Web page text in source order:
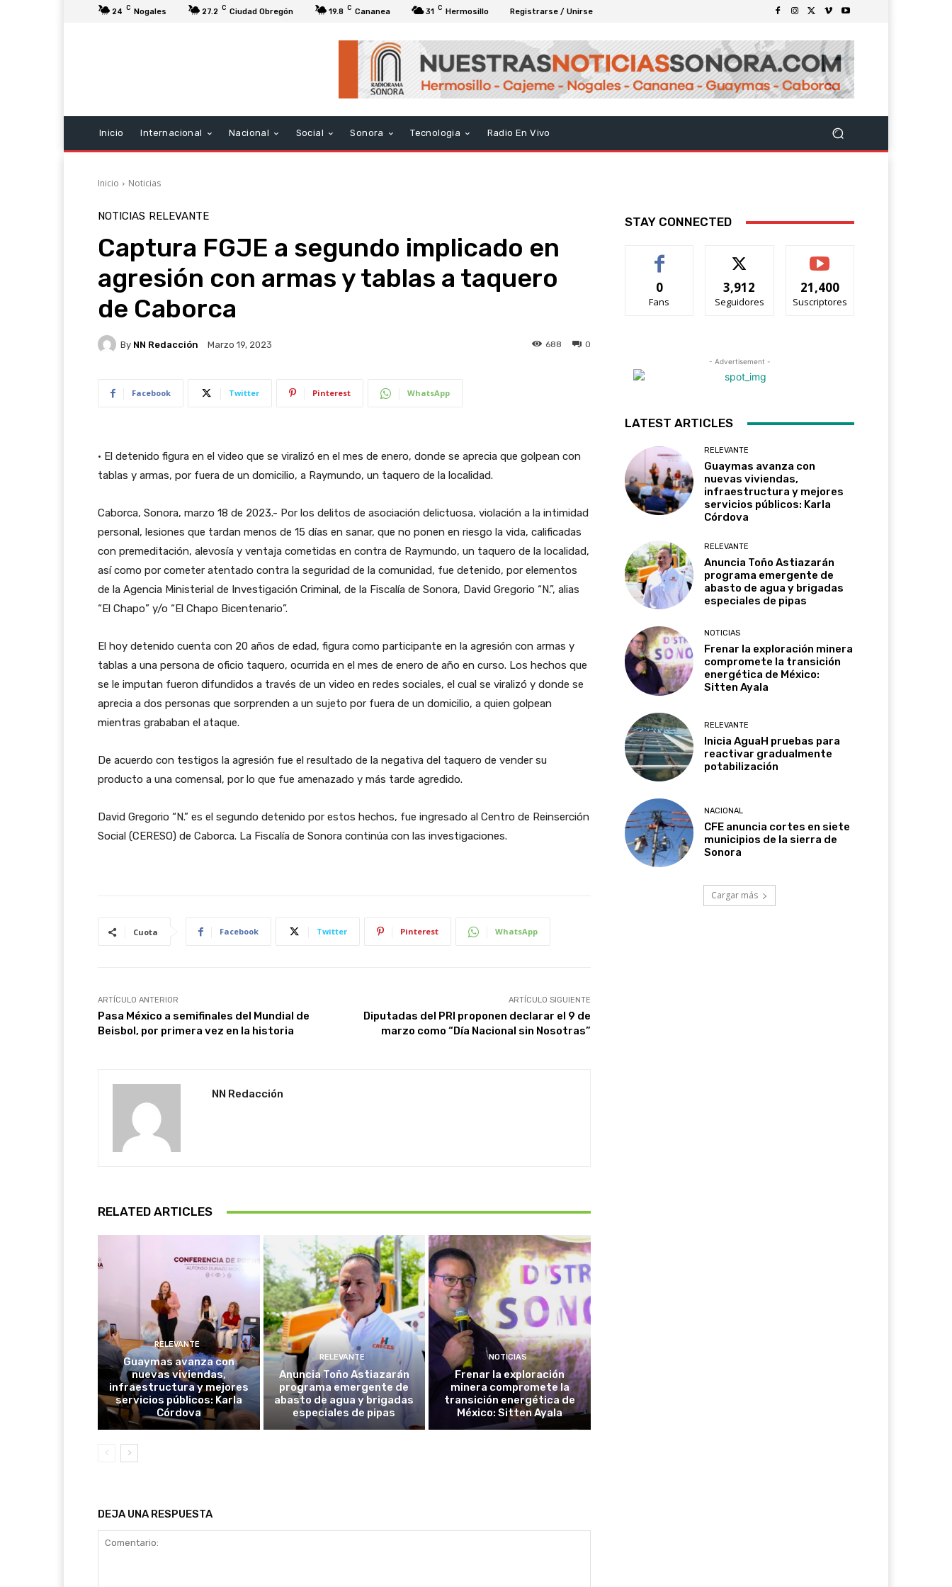
24 C Nogales 27.2 C Ciudad Obregón 19.8 C Cananea 31 C Hermosillo Registrarse / Unirse
Inicio Internacional Nacional Social Sonora Tecnologia Radio En Vivo
Inicio Noticias
NOTICIAS RELEVANTE
Captura FGJE a segundo implicado en
agresión con armas y tablas a taquero
de Caborca
By NN Redacción Marzo 19, 2023 0
688
Facebook Twitter Pinterest WhatsApp
• El detenido figura en el video que se viralizó en el mes de enero, donde se aprecia que golpean con
tablas y armas, por fuera de un domicilio, a Raymundo, un taquero de la localidad.
Caborca, Sonora, marzo 18 de 2023.- Por los delitos de asociación delictuosa, violación a la intimidad
personal, lesiones que tardan menos de 15 días en sanar, que no ponen en riesgo la vida, calificadas
con premeditación, alevosía y ventaja cometidas en contra de Raymundo, un taquero de la localidad,
así como por cometer atentado contra la seguridad de la comunidad, fue detenido, por elementos
de la Agencia Ministerial de Investigación Criminal, de la Fiscalía de Sonora, David Gregorio “N.”, alias
“El Chapo” y/o “El Chapo Bicentenario”.
El hoy detenido cuenta con 20 años de edad, figura como participante en la agresión con armas y
tablas a una persona de oficio taquero, ocurrida en el mes de enero de año en curso. Los hechos que
se le imputan fueron difundidos a través de un video en redes sociales, el cual se viralizó y donde se
aprecia a dos personas que sorprenden a un sujeto por fuera de un domicilio, a quien golpean
mientras grababan el ataque.
De acuerdo con testigos la agresión fue el resultado de la negativa del taquero de vender su
producto a una comensal, por lo que fue amenazado y más tarde agredido.
David Gregorio “N.” es el segundo detenido por estos hechos, fue ingresado al Centro de Reinserción
Social (CERESO) de Caborca. La Fiscalía de Sonora continúa con las investigaciones.
Cuota Facebook Twitter Pinterest WhatsApp
ARTÍCULO ANTERIOR
Pasa México a semifinales del Mundial de
Beisbol, por primera vez en la historia
ARTÍCULO SIGUIENTE
Diputadas del PRI proponen declarar el 9 de
marzo como “Día Nacional sin Nosotras”
NN Redacción
RELATED ARTICLES
RELEVANTE
Guaymas avanza con
nuevas viviendas,
infraestructura y mejores
servicios públicos: Karla
Córdova
RELEVANTE
Anuncia Toño Astiazarán
programa emergente de
abasto de agua y brigadas
especiales de pipas
NOTICIAS
Frenar la exploración
minera compromete la
transición energética de
México: Sitten Ayala
DEJA UNA RESPUESTA
STAY CONNECTED
0
Fans
3,912
Seguidores
21,400
Suscriptores
- Advertisement -
LATEST ARTICLES
RELEVANTE
Guaymas avanza con
nuevas viviendas,
infraestructura y mejores
servicios públicos: Karla
Córdova
RELEVANTE
Anuncia Toño Astiazarán
programa emergente de
abasto de agua y brigadas
especiales de pipas
NOTICIAS
Frenar la exploración minera
compromete la transición
energética de México:
Sitten Ayala
RELEVANTE
Inicia AguaH pruebas para
reactivar gradualmente
potabilización
NACIONAL
CFE anuncia cortes en siete
municipios de la sierra de
Sonora
Cargar más